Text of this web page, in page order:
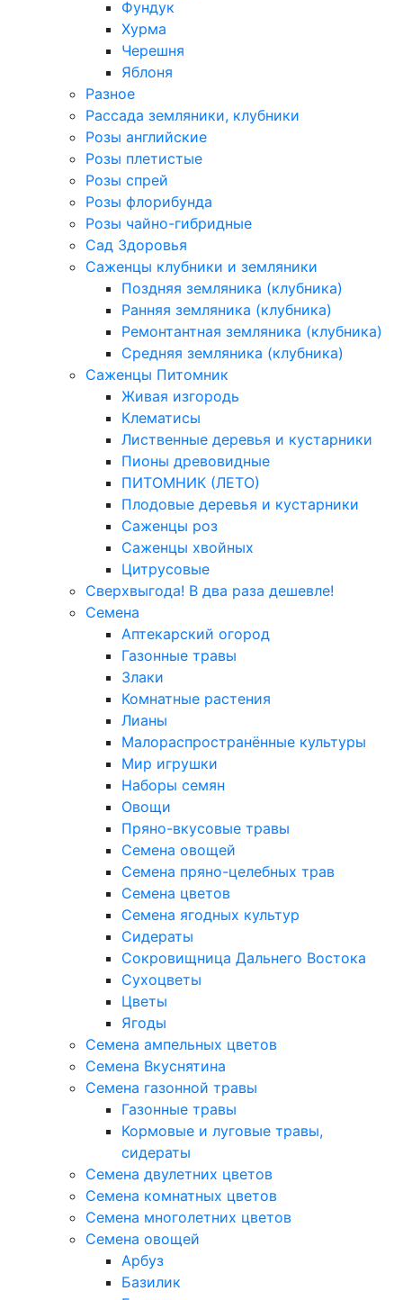
Фундук
Хурма
Черешня
Яблоня
Разное
Рассада земляники, клубники
Розы английские
Розы плетистые
Розы спрей
Розы флорибунда
Розы чайно-гибридные
Сад Здоровья
Саженцы клубники и земляники
Поздняя земляника (клубника)
Ранняя земляника (клубника)
Ремонтантная земляника (клубника)
Средняя земляника (клубника)
Саженцы Питомник
Живая изгородь
Клематисы
Лиственные деревья и кустарники
Пионы древовидные
ПИТОМНИК (ЛЕТО)
Плодовые деревья и кустарники
Саженцы роз
Саженцы хвойных
Цитрусовые
Сверхвыгода! В два раза дешевле!
Семена
Аптекарский огород
Газонные травы
Злаки
Комнатные растения
Лианы
Малораспространённые культуры
Мир игрушки
Наборы семян
Овощи
Пряно-вкусовые травы
Семена овощей
Семена пряно-целебных трав
Семена цветов
Семена ягодных культур
Сидераты
Сокровищница Дальнего Востока
Сухоцветы
Цветы
Ягоды
Семена ампельных цветов
Семена Вкуснятина
Семена газонной травы
Газонные травы
Кормовые и луговые травы,
сидераты
Семена двулетних цветов
Семена комнатных цветов
Семена многолетних цветов
Семена овощей
Арбуз
Базилик